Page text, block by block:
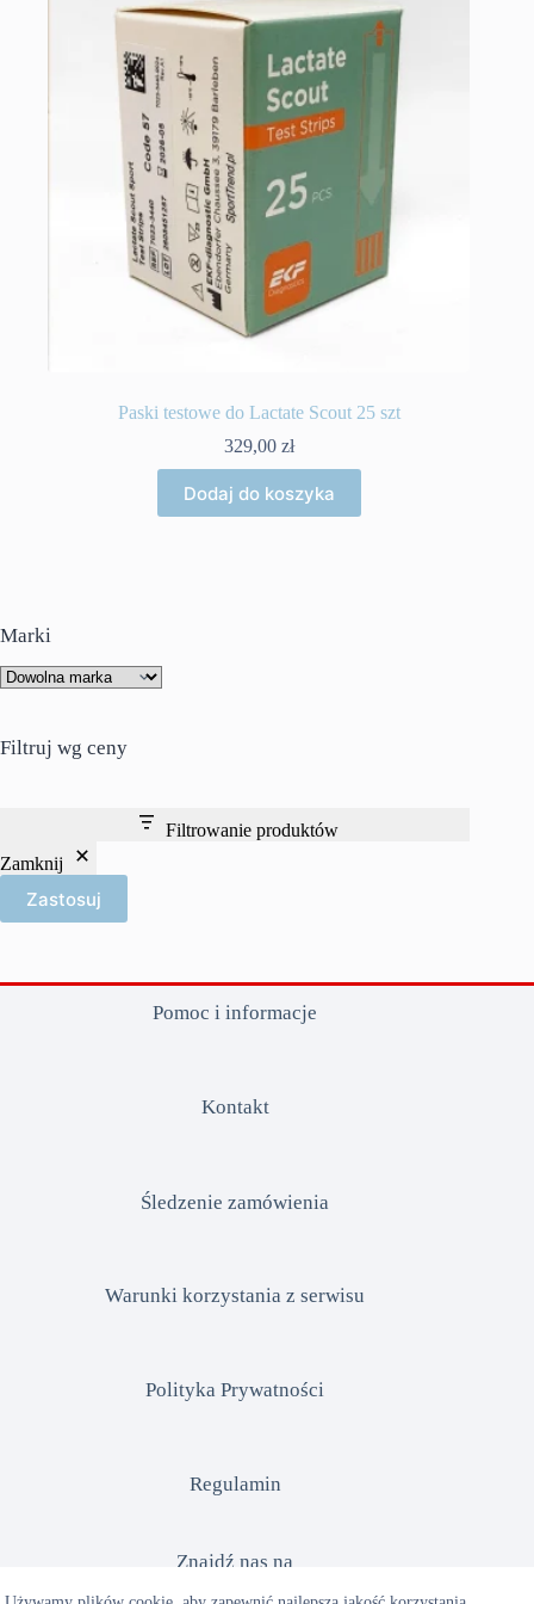
Paski testowe do Lactate Scout 25 szt
329,00 zł
Dodaj do koszyka
Marki
Filtruj wg ceny
Filtrowanie produktów
Zamknij
Zastosuj
Pomoc i informacje
Kontakt
Śledzenie zamówienia
Warunki korzystania z serwisu
Polityka Prywatności
Regulamin
Znajdź nas na